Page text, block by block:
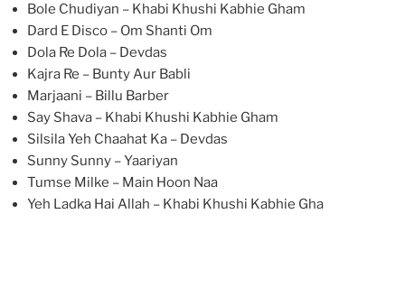
Bole Chudiyan – Khabi Khushi Kabhie Gham
Dard E Disco – Om Shanti Om
Dola Re Dola – Devdas
Kajra Re – Bunty Aur Babli
Marjaani – Billu Barber
Say Shava – Khabi Khushi Kabhie Gham
Silsila Yeh Chaahat Ka – Devdas
Sunny Sunny – Yaariyan
Tumse Milke – Main Hoon Naa
Yeh Ladka Hai Allah – Khabi Khushi Kabhie Gha